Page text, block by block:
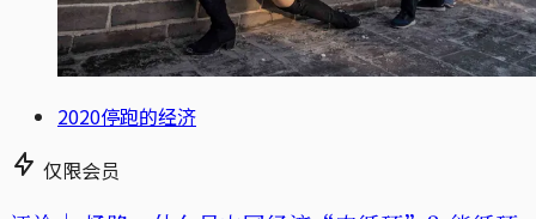
2020停跑的经济
仅限会员